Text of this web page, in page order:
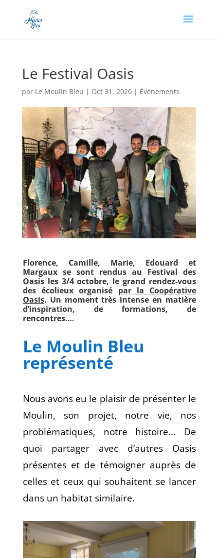
Le Festival Oasis
par Le Moulin Bleu | Oct 31, 2020| Événements
Florence, Camille, Marie, Edouard et
Margaux se sont rendus au Festival des
Oasis les 3/4 octobre, le grand rendez-vous
des écolieux organisé par la Coopérative
Oasis. Un moment très intense en matière
d’inspiration, de formations, de
rencontres….
Le Moulin Bleu
représenté
Nous avons eu le plaisir de présenter le
Moulin, son projet, notre vie, nos
problématiques, notre histoire… De
quoi partager avec d’autres Oasis
présentes et de témoigner auprès de
celles et ceux qui souhaitent se lancer
dans un habitat similaire.
Appel à dons en cours, soutenez-nous en cliquant